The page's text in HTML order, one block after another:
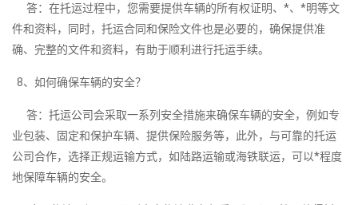
答：在托运过程中，您需要提供车辆的所有权证明、*、*明等文
件和资料，同时，托运合同和保险文件也是必要的，确保提供准
确、完整的文件和资料，有助于顺利进行托运手续。
8、如何确保车辆的安全？
答：托运公司会采取一系列安全措施来确保车辆的安全，例如专
业包装、固定和保护车辆、提供保险服务等，此外，与可靠的托运
公司合作，选择正规运输方式，如陆路运输或海铁联运，可以*程度
地保障车辆的安全。